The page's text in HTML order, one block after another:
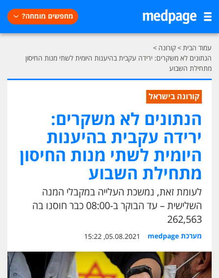
מחפשים מומחה?
עמוד הבית>קורונה >
הנתונים לא משקרים: ירידה עקבית בהיענות היומית לשתי מנות החיסון
מתחילת השבוע
קורונה בישראל
הנתונים לא משקרים:
ירידה עקבית בהיענות
היומית לשתי מנות החיסון
מתחילת השבוע
לעומת זאת, נמשכת העלייה במקבלי המנה
השלישית – עד הבוקר ב-08:00 כבר חוסנו בה
262,563
מערכת medpage 05.08.2021, 15:22